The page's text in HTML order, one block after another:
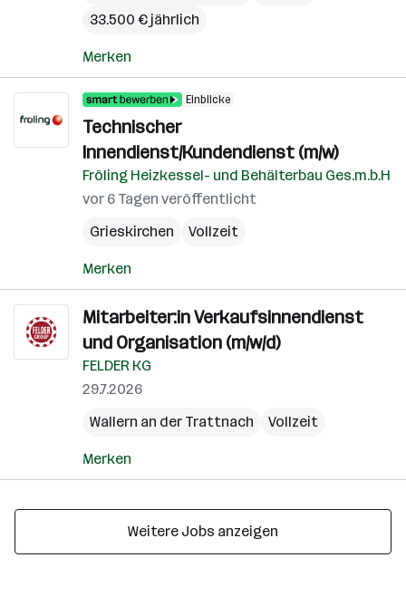
33.500 € jährlich
Merken
Einblicke
Technischer
Innendienst/Kundendienst (m/w)
Fröling Heizkessel- und Behälterbau Ges.m.b.H
vor 6 Tagen veröffentlicht
Grieskirchen
Vollzeit
Merken
Mitarbeiter:in Verkaufsinnendienst
und Organisation (m/w/d)
FELDER KG
29.7.2026
Wallern an der Trattnach
Vollzeit
Merken
Weitere Jobs anzeigen